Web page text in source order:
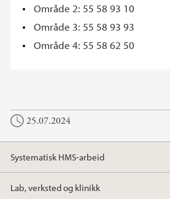
Område 2: 55 58 93 10
Område 3: 55 58 93 93
Område 4: 55 58 62 50
25.07.2024
Systematisk HMS-arbeid
Lab, verksted og klinikk